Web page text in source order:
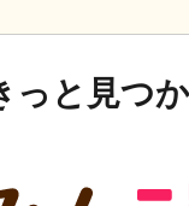
っと見つ